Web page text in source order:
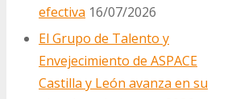
efectiva 16/07/2026
El Grupo de Talento y
Envejecimiento de ASPACE
Castilla y León avanza en su